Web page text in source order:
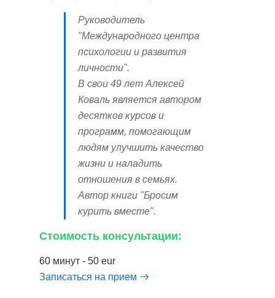
Руководитель
"Международного центра
психологии и развития
личности".
В свои 49 лет Алексей
Коваль является автором
десятков курсов и
программ, помогающим
людям улучшить качество
жизни и наладить
отношения в семьях.
Автор книги "Бросим
курить вместе".
Стоимость консультации:
60 минут - 50 eur
Записаться на прием